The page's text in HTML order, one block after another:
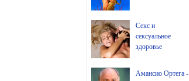
Секс и
сексуальное
здоровье
Амансио Ортега -